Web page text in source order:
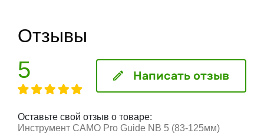
Отзывы
5 Написать отзыв
Оставьте свой отзыв о товаре:
Инструмент CAMO Pro Guide NB 5 (83-125мм)